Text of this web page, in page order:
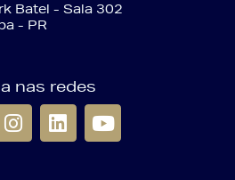
Batel - Sala 302
- PR
nas redes